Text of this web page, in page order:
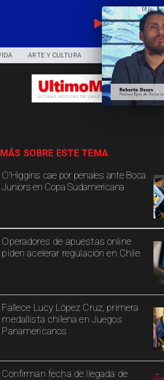
EN VIVO
ARTE Y CULTURA COMUNIDAD
O'Higgins cae por penales ante Boca
Juniors en Copa Sudamericana
Operadores de apuestas online
piden acelerar regulación en Chile
Fallece Lucy López Cruz, primera
medallista chilena en Juegos
Panamericanos
Confirman fecha de llegada de
MÁS SOBRE ESTE TEMA